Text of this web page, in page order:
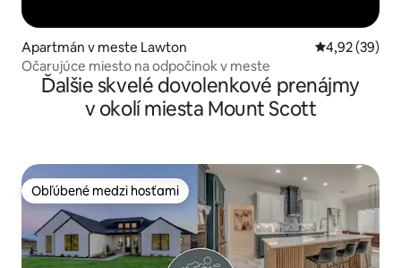
Apartmán v meste Lawton Priemerné
4,92 (39)
Očarujúce miesto na odpočinok v meste
Ďalšie skvelé dovolenkové prenájmy
v okolí miesta Mount Scott
Obľúbené medzi hosťami
Obľúbené medzi hosťami